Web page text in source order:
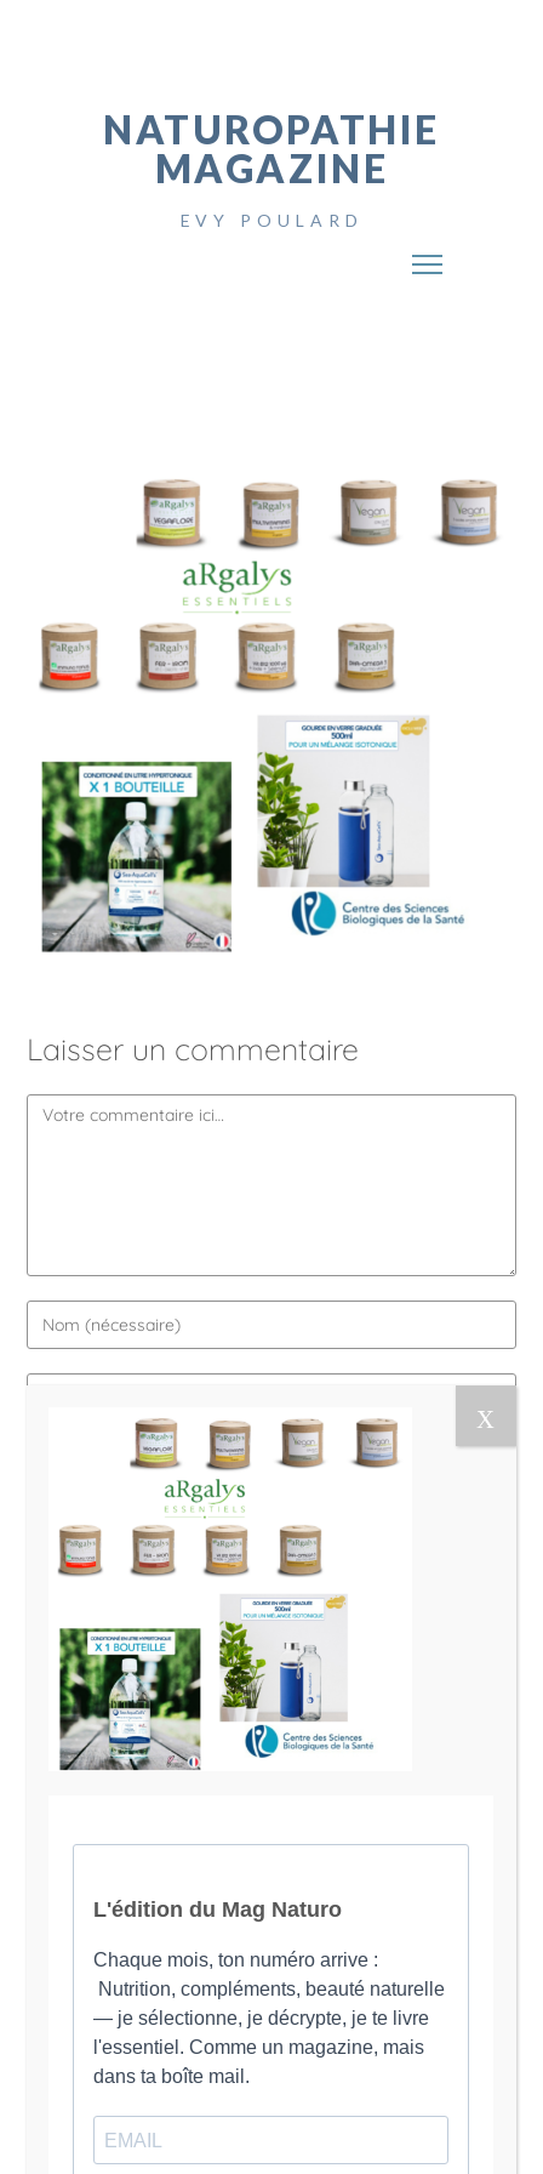
NATUROPATHIE
MAGAZINE
EVY POULARD
Laisser un commentaire
Le Magazine Naturo
Je suis Evy, Naturopathe spécialisée dans
l’accompagnement des femmes en préménopause et
ménopause